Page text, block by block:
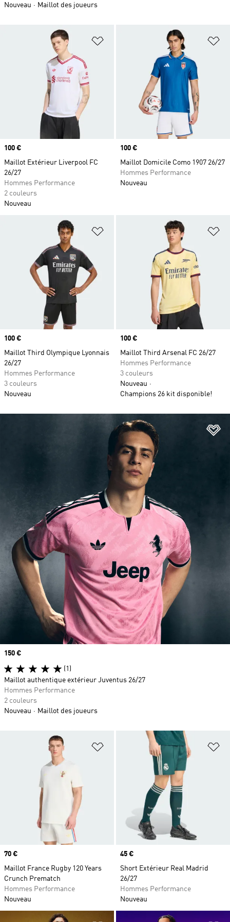
Ajouter à la Liste de produits
Prix
100 €
Maillot Extérieur Liverpool FC
26/27
Hommes Performance
2 couleurs
Nouveau
Prix
100 €
Maillot Domicile Como 1907 26/27
Hommes Performance
Nouveau
Ajouter à la Liste de produits
Prix
100 €
Maillot Third Olympique Lyonnais
26/27
Hommes Performance
3 couleurs
Nouveau
Prix
100 €
Maillot Third Arsenal FC 26/27
Hommes Performance
3 couleurs
Nouveau
Champions 26 kit disponible!
Ajouter à la Liste de produits
Prix
70 €
Maillot France Rugby 120 Years
Crunch Prematch
Hommes Performance
Nouveau
Prix
45 €
Short Extérieur Real Madrid
26/27
Hommes Performance
Nouveau
Nouveau
Maillot des joueurs
Prix
150 €
(1)
Maillot authentique extérieur Juventus 26/27
Hommes Performance
2 couleurs
Nouveau
Maillot des joueurs